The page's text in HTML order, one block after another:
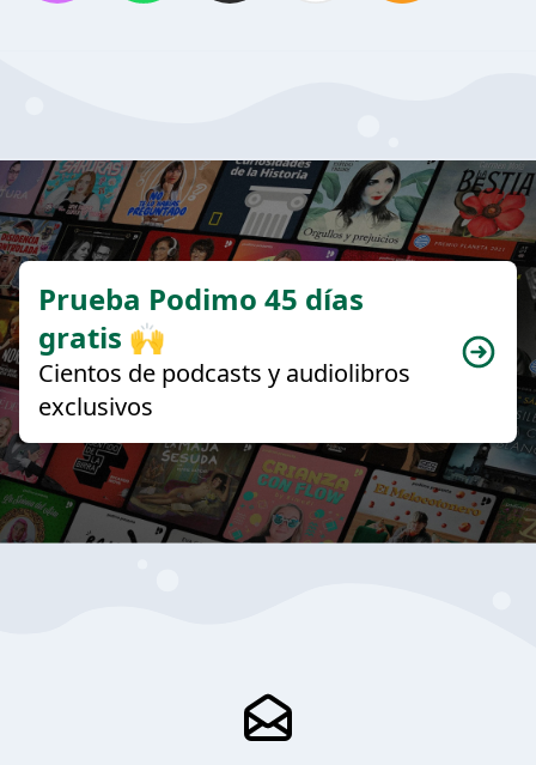
Prueba Podimo 45 días
gratis 🙌
Cientos de podcasts y audiolibros
exclusivos